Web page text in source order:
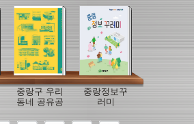
중랑구 우리
동네 공유공
중랑정보꾸
러미